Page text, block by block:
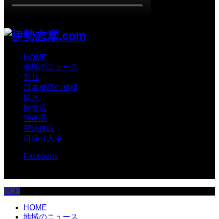
HOME
地域のニュース
祭り
日本神話の神様
観光
飲食店
特産品
宿泊施設
日帰り入浴
Facebook
TOP
HOME
地域のニュース